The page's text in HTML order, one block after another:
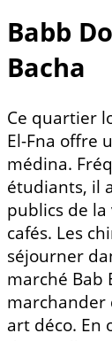
Babb
Bacha
Ce quartier
El-Fna offre
médina.
étudiants, il
publics de
cafés. Les
séjourner
marché Bab
marchander
art déco. En